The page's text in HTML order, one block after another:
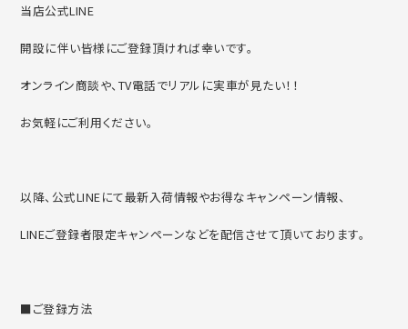
当店公式LINE
開設に伴い皆様にご登録頂ければ幸いです。
オンライン商談や、TV電話でリアルに実車が見たい！！
お気軽にご利用ください。
以降、公式LINEにて最新入荷情報やお得なキャンペーン情報、
LINEご登録者限定キャンペーンなどを配信させて頂いております。
■ご登録方法